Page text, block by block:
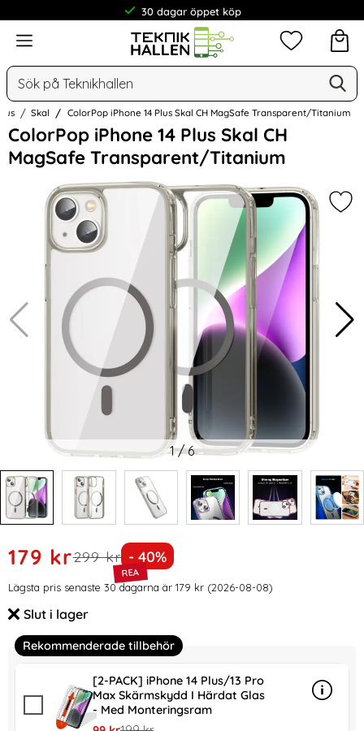
30 dagar öppet köp
Meny
Sök
Mina
Skal ColorPop iPhone 14 Plus Skal CH MagSafe Transparent/Titanium
ColorPop iPhone 14 Plus Skal CH
MagSafe Transparent/Titanium
Hoppa
över
Bilder
1/6
Handla denna produkt ColorPop iPhone 14 Plus Skal CH
rea pris
179 krtidigare pris
299 kr Priset är nedsatt med
- 40%
Prishistorik
Lägsta pris senaste 30 dagarna är 179 kr (2026-08-08)
Tillgänglighet:
Slut i lager
Rekommenderade tillbehör
[2-PACK] iPhone 14 Plus/13 Pro
Max Skärmskydd I Härdat Glas
- Med Monteringsram
Info
mer